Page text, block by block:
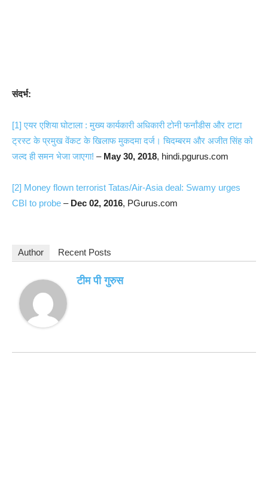
संदर्भ:
[1] एयर एशिया घोटाला : मुख्य कार्यकारी अधिकारी टोनी फर्नांडीस और टाटा
ट्रस्ट के प्रमुख वेंकट के खिलाफ मुकदमा दर्ज। चिदम्बरम और अजीत सिंह को
जल्द ही समन भेजा जाएगा! – May 30, 2018, hindi.pgurus.com
[2] Money flown terrorist Tatas/Air-Asia deal: Swamy urges
CBI to probe – Dec 02, 2016, PGurus.com
Author Recent Posts
टीम पी गुरुस